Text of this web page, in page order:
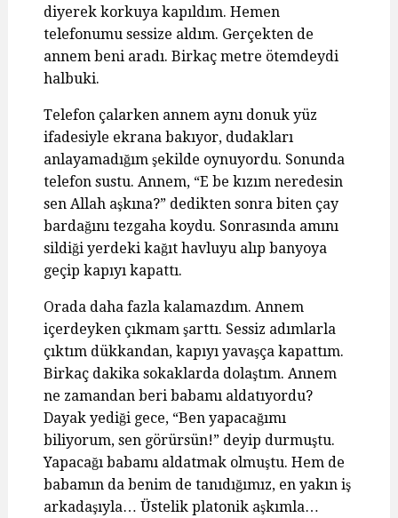
diyerek korkuya kapıldım. Hemen
telefonumu sessize aldım. Gerçekten de
annem beni aradı. Birkaç metre ötemdeydi
halbuki.
Telefon çalarken annem aynı donuk yüz
ifadesiyle ekrana bakıyor, dudakları
anlayamadığım şekilde oynuyordu. Sonunda
telefon sustu. Annem, “E be kızım neredesin
sen Allah aşkına?” dedikten sonra biten çay
bardağını tezgaha koydu. Sonrasında amını
sildiği yerdeki kağıt havluyu alıp banyoya
geçip kapıyı kapattı.
Orada daha fazla kalamazdım. Annem
içerdeyken çıkmam şarttı. Sessiz adımlarla
çıktım dükkandan, kapıyı yavaşça kapattım.
Birkaç dakika sokaklarda dolaştım. Annem
ne zamandan beri babamı aldatıyordu?
Dayak yediği gece, “Ben yapacağımı
biliyorum, sen görürsün!” deyip durmuştu.
Yapacağı babamı aldatmak olmuştu. Hem de
babamın da benim de tanıdığımız, en yakın iş
arkadaşıyla… Üstelik platonik aşkımla…